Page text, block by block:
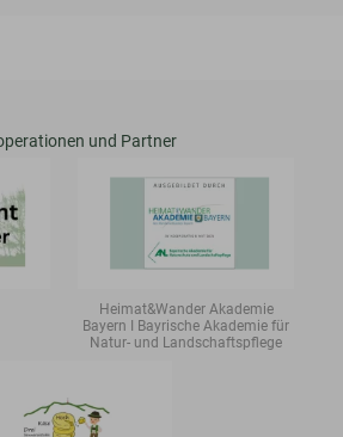
und Partner
Heimat&Wander Akademie
Bayern I Bayrische Akademie für
Natur- und Landschaftspflege